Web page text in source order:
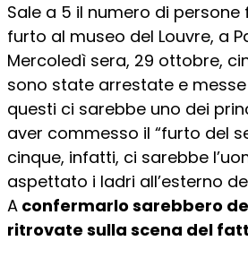
Sale a 5 il numero di
furto al museo del Louvre, a
Mercoledì sera, 29 ottobre,
sono state arrestate e
questi ci sarebbe uno dei
aver commesso il “furto del
cinque, infatti, ci sarebbe
aspettato i ladri all’esterno
A confermarlo sarebbero
ritrovate sulla scena del